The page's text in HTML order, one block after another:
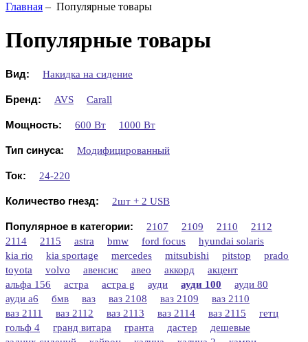
Главная – Популярные товары
Популярные товары
Вид: Накидка на сидение
Бренд: AVS Carall
Мощность: 600 Вт 1000 Вт
Тип синуса: Модифицированный
Ток: 24-220
Количество гнезд: 2шт + 2 USB
Популярное в категории: 2107 2109 2110
2112
2114
2115 astra bmw ford focus
hyundai solaris
kia rio
kia sportage mercedes mitsubishi pitstop
prado
toyota
volvo авенсис авео аккорд
акцент
альфа 156
астра астра g ауди ауди 100
ауди 80
ауди а6
бмв ваз ваз 2108 ваз 2109
ваз 2110
ваз 2111
ваз 2112 ваз 2113 ваз 2114 ваз 2115
гетц
гольф 4
гранд витара гранта дастер
дешевые